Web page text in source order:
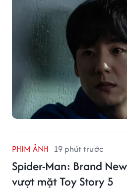
PHIM ẢNH 19 phút trước
Spider-Man: Brand
vượt mặt Toy Story 5